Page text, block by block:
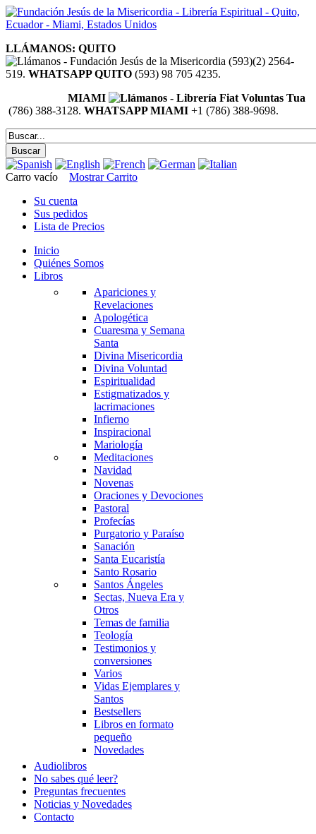
LLÁMANOS: QUITO
(593)(2) 2564-
519. WHATSAPP QUITO (593) 98 705 4235.
MIAMI
(786) 388-3128. WHATSAPP MIAMI +1 (786) 388-9698.
Carro vacío
Mostrar Carrito
Su cuenta
Sus pedidos
Lista de Precios
Inicio
Quiénes Somos
Libros
Apariciones y
Revelaciones
Apologética
Cuaresma y Semana
Santa
Divina Misericordia
Divina Voluntad
Espiritualidad
Estigmatizados y
lacrimaciones
Infierno
Inspiracional
Mariología
Meditaciones
Navidad
Novenas
Oraciones y Devociones
Pastoral
Profecías
Purgatorio y Paraíso
Sanación
Santa Eucaristía
Santo Rosario
Santos Ángeles
Sectas, Nueva Era y
Otros
Temas de familia
Teología
Testimonios y
conversiones
Varios
Vidas Ejemplares y
Santos
Bestsellers
Libros en formato
pequeño
Novedades
Audiolibros
No sabes qué leer?
Preguntas frecuentes
Noticias y Novedades
Contacto